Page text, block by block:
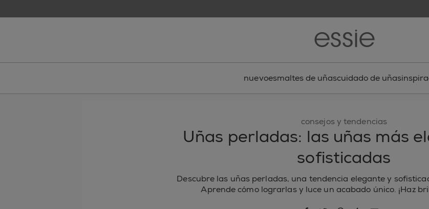
nuevoesmaltes de uñascuidado de uñas
consejos y tendencias
Uñas perladas: las uñas más
sofisticadas
Descubre las uñas perladas, una tendencia elegante y
Aprende cómo lograrlas y luce un acabado único. ¡Haz